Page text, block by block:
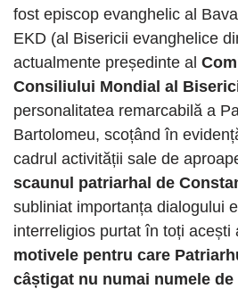
fost episcop evanghelic al
EKD (al Bisericii evanghelice
actualmente președinte al
Consiliului Mondial al
personalitatea remarcabilă a
Bartolomeu, scoțând în
cadrul activității sale de
scaunul patriarhal de
subliniat importanța dialogului
interreligios purtat în toți acești
motivele pentru care
câștigat nu numai numele de